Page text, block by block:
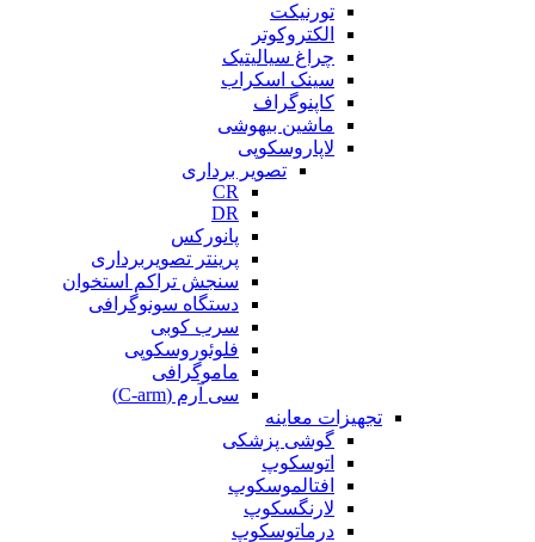
تورنیکت
الکتروکوتر
چراغ سیالیتیک
سینک اسکراب
کاپنوگراف
ماشین بیهوشی
لاپاروسکوپی
تصویر برداری
CR
DR
پانورکس
پرینتر تصویربرداری
سنجش تراکم استخوان
دستگاه سونوگرافی
سرب کوبی
فلوئوروسکوپی
ماموگرافی
سی آرم (C-arm)
تجهیزات معاینه
گوشی پزشکی
اتوسکوپ
افتالموسکوپ
لارنگسکوپ
درماتوسکوپ